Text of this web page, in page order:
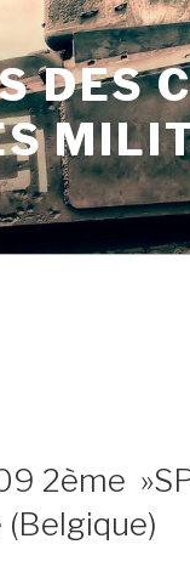
DES
2ème
(Belgique)